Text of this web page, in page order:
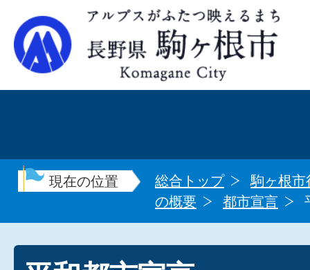
現在の位置 総合トップ
駒ヶ根市
の概要
都市宣言